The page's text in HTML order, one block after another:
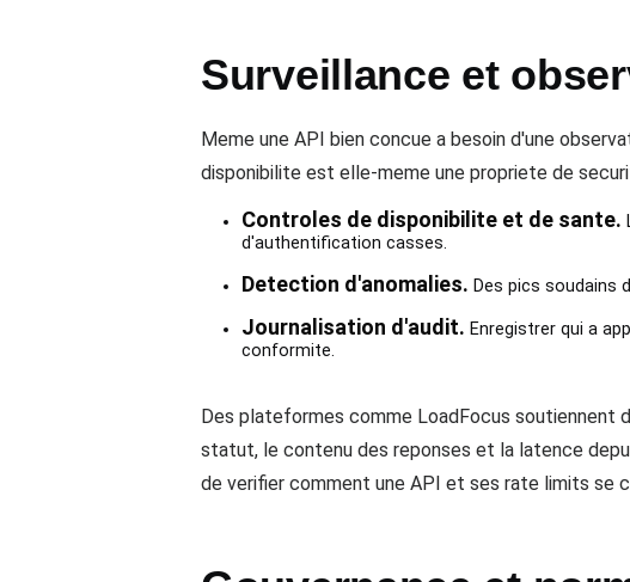
Surveillance et
Meme une API bien concue a besoin d'une
disponibilite est elle-meme une propriete de
Controles de disponibilite et de sante.
d'authentification casses.
Detection d'anomalies. Des pics soudains
Journalisation d'audit. Enregistrer qui a
conformite.
Des plateformes comme LoadFocus soutiennent
statut, le contenu des reponses et la latence
de verifier comment une API et ses rate limits se